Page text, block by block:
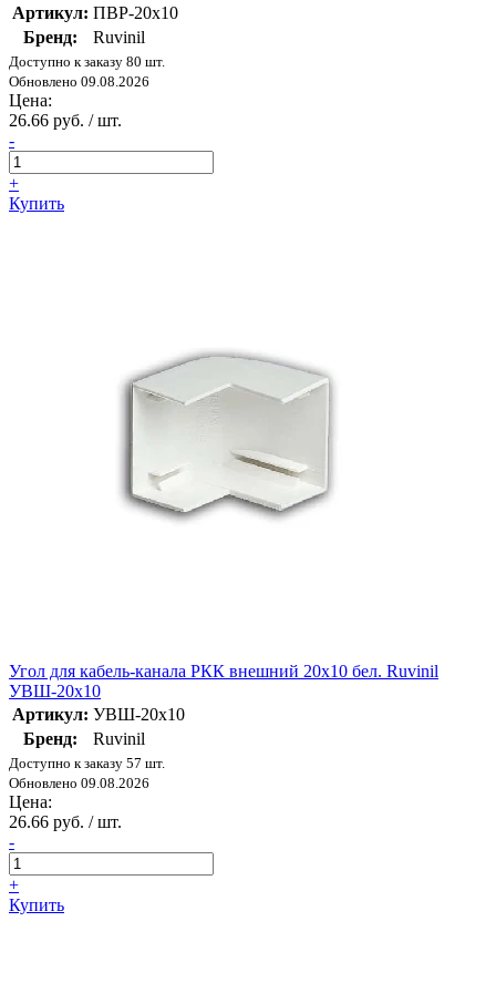
Артикул: ПВР-20х10
Бренд:
Ruvinil
Доступно к заказу 80 шт.
Обновлено 09.08.2026
Цена:
26.66 руб. / шт.
-
+
Купить
Угол для кабель-канала РКК внешний 20х10 бел. Ruvinil
УВШ-20х10
Артикул: УВШ-20х10
Бренд:
Ruvinil
Доступно к заказу 57 шт.
Обновлено 09.08.2026
Цена:
26.66 руб. / шт.
-
+
Купить